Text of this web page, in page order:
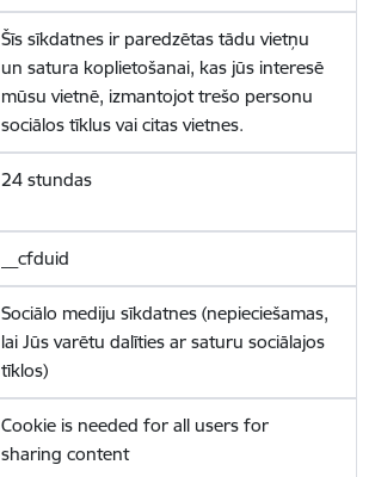
Šīs sīkdatnes ir paredzētas tādu vietņu
un satura koplietošanai, kas jūs interesē
mūsu vietnē, izmantojot trešo personu
sociālos tīklus vai citas vietnes.
24 stundas
__cfduid
Sociālo mediju sīkdatnes (nepieciešamas,
lai Jūs varētu dalīties ar saturu sociālajos
tīklos)
Cookie is needed for all users for
sharing content